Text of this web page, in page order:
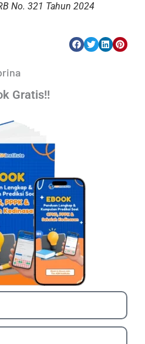
No. 321 Tahun 2024
Gratis!!